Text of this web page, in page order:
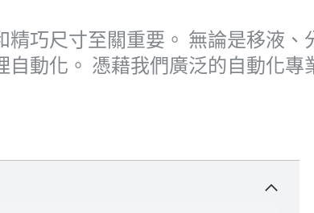
巧尺寸至關重要。 無論是移液、
動化。 憑藉我們廣泛的自動化